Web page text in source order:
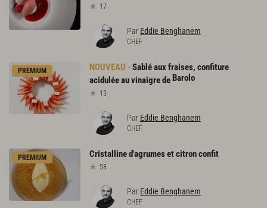
17
Par Eddie Benghanem
CHEF
PREMIUM
Sablé aux fraises, confiture
acidulée au vinaigre de Barolo
13
Par Eddie Benghanem
CHEF
PREMIUM Cristallined'agrumesetcitronconfit
58
Par Eddie Benghanem
CHEF